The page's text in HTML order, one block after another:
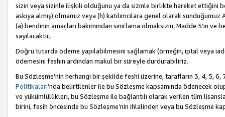
sizin veya sizinle ilişkili olduğunu ya da sizinle birlikte hareket ettiğini
askıya almış) olmamız veya (h) katılımcılara genel olarak
(a) bendinin amaçları bakımından sınırlama olmaksızın, Madde 5’in
sayılacaktır.
Doğru tutarda ödeme yapılabilmesini sağlamak (örneğin, iptal veya
ödemesini feshin ardından makul bir süreyle durdurabiliriz.
Bu Sözleşme’nin herhangi bir şekilde feshi üzerine, tarafların 3, 4, 5,
Politikaları’nda belirtilenler ile bu Sözleşme kapsamında ödenecek
ve yükümlülükleri, bu Sözleşme ile bağlantılı olarak verilen tüm
birini, fesih öncesinde bu Sözleşme’nin ihlalinden veya bu Sözleşme